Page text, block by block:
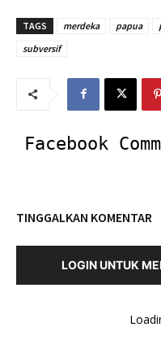
TAGS merdeka papua
subversif
Facebook
TINGGALKAN KOMENTAR
LOGIN UNTUK